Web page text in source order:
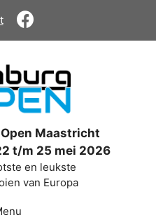
Maastricht
t/m 25 mei 2026
en leukste
van Europa